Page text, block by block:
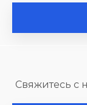
Свяжитесь с